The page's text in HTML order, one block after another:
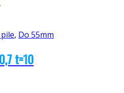
, Do 55mm
t=10